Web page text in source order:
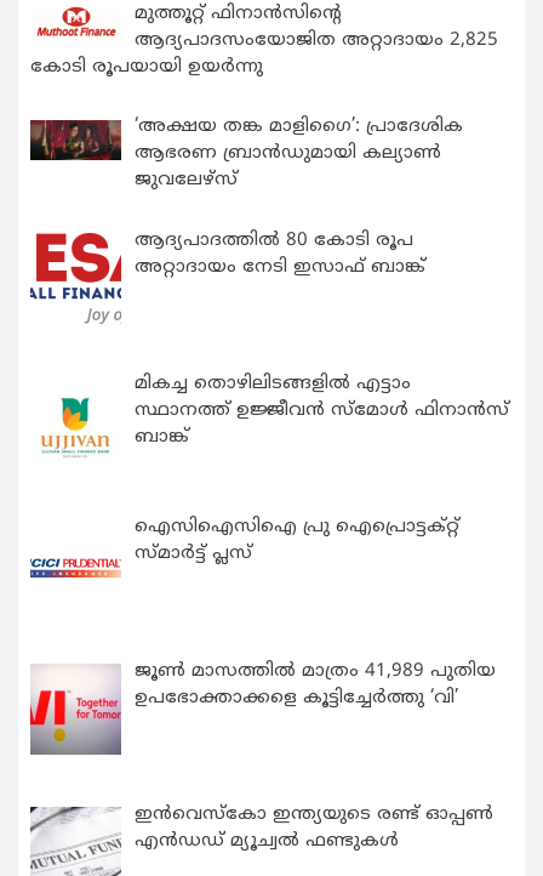
മുത്തൂറ്റ് ഫിനാൻസിന്റെ
ആദ്യപാദസംയോജിത അറ്റാദായം 2,825
കോടി രൂപയായി ഉയർന്നു
‘അക്ഷയ തങ്ക മാളിഗൈ’: പ്രാദേശിക
ആഭരണ ബ്രാന്‍ഡുമായി കല്യാണ്‍
ജുവലേഴ്‌സ്
ആദ്യപാദത്തിൽ 80 കോടി രൂപ
അറ്റാദായം നേടി ഇസാഫ് ബാങ്ക്
മികച്ച തൊഴിലിടങ്ങളിൽ എട്ടാം
സ്ഥാനത്ത് ഉജ്ജീവൻ സ്മോൾ ഫിനാൻസ്
ബാങ്ക്
ഐസിഐസിഐ പ്രു ഐപ്രൊട്ടക്റ്റ്
സ്മാർട്ട് പ്ലസ്
ജൂൺ മാസത്തിൽ മാത്രം 41,989 പുതിയ
ഉപഭോക്താക്കളെ കൂട്ടിച്ചേർത്തു ‘വി’
ഇന്‍വെസ്കോ ഇന്ത്യയുടെ രണ്ട് ഓപ്പണ്‍
എന്‍ഡഡ് മ്യൂച്വല്‍ ഫണ്ടുകള്‍